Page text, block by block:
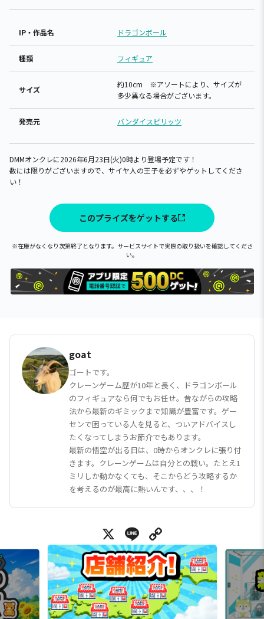
IP・作品名 ドラゴンボール
種類 フィギュア
サイズ
約10cm ※アソートにより、サイズが
多少異なる場合がございます。
発売元 バンダイスピリッツ
DMMオンクレに2026年6月23日(火)0時より登場予定です！
数には限りがございますので、サイヤ人の王子を必ずやゲットしてくださ
い！
このプライズをゲットする
※在庫がなくなり次第終了となります。サービスサイトで実際の取り扱いを確認してくださ
い。
goat
ゴートです。
クレーンゲーム歴が10年と長く、ドラゴンボール
のフィギュアなら何でもお任せ。昔ながらの攻略
法から最新のギミックまで知識が豊富です。ゲー
センで困っている人を見ると、ついアドバイスし
たくなってしまうお節介でもあります。
最新の悟空が出る日は、0時からオンクレに張り付
きます。クレーンゲームは自分との戦い。たとえ1
ミリしか動かなくても、そこからどう攻略するか
を考えるのが最高に熱いんです、、、！
X Line